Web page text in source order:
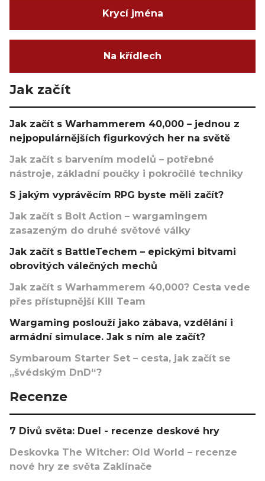
Krycí jména
Na křídlech
Jak začít
Jak začít s Warhammerem 40,000 – jednou z
nejpopulárnějších figurkových her na světě
Jak začít s barvením modelů – potřebné
nástroje, základní poučky i pokročilé techniky
S jakým vyprávěcím RPG byste měli začít?
Jak začít s Bolt Action – wargamingem
zasazeným do druhé světové války
Jak začít s BattleTechem – epickými bitvami
obrovitých válečných mechů
Jak začít s Warhammerem 40,000? Cesta vede
přes přístupnější Kill Team
Wargaming poslouží jako zábava, vzdělání i
armádní simulace. Jak s ním ale začít?
Symbaroum Starter Set – cesta, jak začít se
„švédským DnD“?
Recenze
7 Divů světa: Duel - recenze deskové hry
Deskovka The Witcher: Old World – recenze
nové hry ze světa Zaklínače